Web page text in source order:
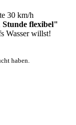
30 km/h
Stunde flexibel"
Wasser willst!
haben.